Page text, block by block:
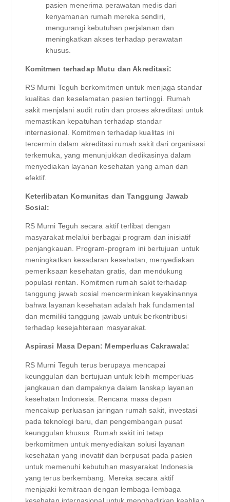
pasien menerima perawatan medis dari
kenyamanan rumah mereka sendiri,
mengurangi kebutuhan perjalanan dan
meningkatkan akses terhadap perawatan
khusus.
Komitmen terhadap Mutu dan Akreditasi:
RS Murni Teguh berkomitmen untuk menjaga standar
kualitas dan keselamatan pasien tertinggi. Rumah
sakit menjalani audit rutin dan proses akreditasi untuk
memastikan kepatuhan terhadap standar
internasional. Komitmen terhadap kualitas ini
tercermin dalam akreditasi rumah sakit dari organisasi
terkemuka, yang menunjukkan dedikasinya dalam
menyediakan layanan kesehatan yang aman dan
efektif.
Keterlibatan Komunitas dan Tanggung Jawab
Sosial:
RS Murni Teguh secara aktif terlibat dengan
masyarakat melalui berbagai program dan inisiatif
penjangkauan. Program-program ini bertujuan untuk
meningkatkan kesadaran kesehatan, menyediakan
pemeriksaan kesehatan gratis, dan mendukung
populasi rentan. Komitmen rumah sakit terhadap
tanggung jawab sosial mencerminkan keyakinannya
bahwa layanan kesehatan adalah hak fundamental
dan memiliki tanggung jawab untuk berkontribusi
terhadap kesejahteraan masyarakat.
Aspirasi Masa Depan: Memperluas Cakrawala:
RS Murni Teguh terus berupaya mencapai
keunggulan dan bertujuan untuk lebih memperluas
jangkauan dan dampaknya dalam lanskap layanan
kesehatan Indonesia. Rencana masa depan
mencakup perluasan jaringan rumah sakit, investasi
pada teknologi baru, dan pengembangan pusat
keunggulan khusus. Rumah sakit ini tetap
berkomitmen untuk menyediakan solusi layanan
kesehatan yang inovatif dan berpusat pada pasien
untuk memenuhi kebutuhan masyarakat Indonesia
yang terus berkembang. Mereka secara aktif
menjajaki kemitraan dengan lembaga-lembaga
kesehatan internasional untuk menghadirkan keahlian